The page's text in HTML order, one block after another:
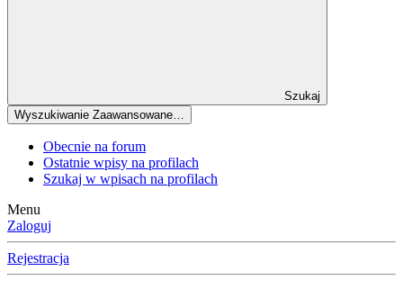
Szukaj
Wyszukiwanie Zaawansowane…
Obecnie na forum
Ostatnie wpisy na profilach
Szukaj w wpisach na profilach
Menu
Zaloguj
Rejestracja